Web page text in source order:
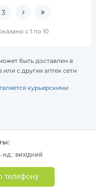
3
с 1 по 10
быть доставлен в
или с других аптек сети
курьерскими
нд.: вихідний
телефону